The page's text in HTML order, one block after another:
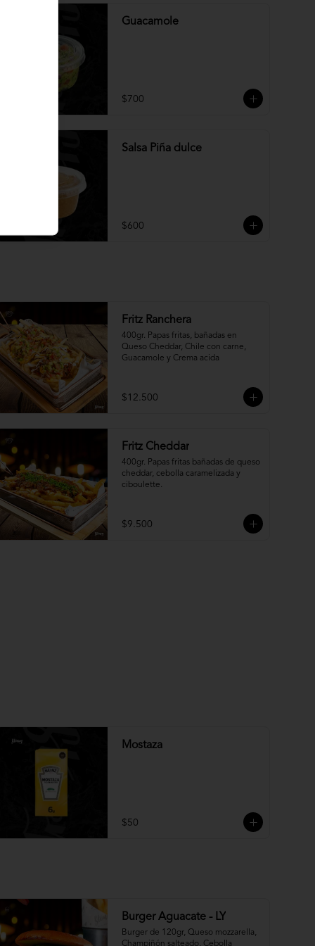
Guacamole
$700
Salsa Piña dulce
$600
Fritz Ranchera
400gr. Papas fritas, bañadas en
Queso Cheddar, Chile con carne,
Guacamole y Crema acida
$12.500
Fritz Cheddar
400gr. Papas fritas bañadas de queso
cheddar, cebolla caramelizada y
ciboulette.
$9.500
Mostaza
$50
Burger Aguacate - LY
Burger de 120gr, Queso mozzarella,
Champiñón salteado, Cebolla